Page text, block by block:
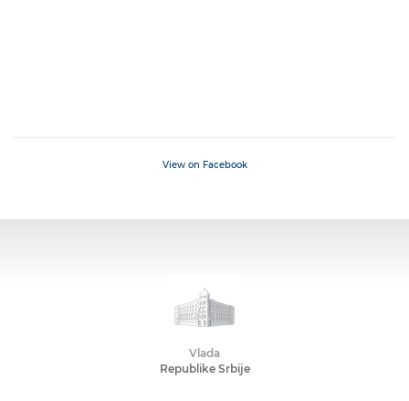
View on Facebook
Vlada
Republike Srbije